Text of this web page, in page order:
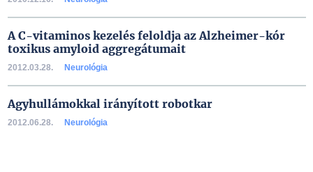
A C-vitaminos kezelés feloldja az Alzheimer-kór
toxikus amyloid aggregátumait
2012.03.28. Neurológia
Agyhullámokkal irányított robotkar
2012.06.28. Neurológia